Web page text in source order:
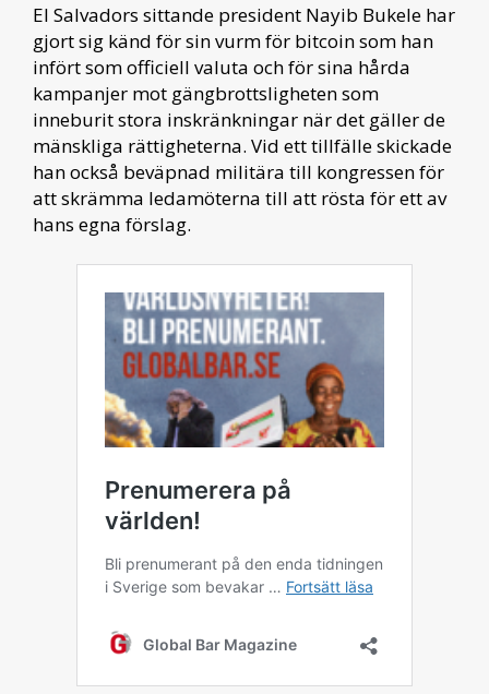
El Salvadors sittande president Nayib Bukele har
gjort sig känd för sin vurm för bitcoin som han
infört som officiell valuta och för sina hårda
kampanjer mot gängbrottsligheten som
inneburit stora inskränkningar när det gäller de
mänskliga rättigheterna. Vid ett tillfälle skickade
han också beväpnad militära till kongressen för
att skrämma ledamöterna till att rösta för ett av
hans egna förslag.